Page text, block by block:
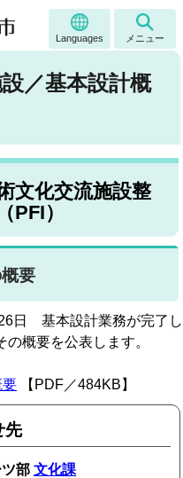
Languages メニュー
／基本設計概
文化交流施設整
PFI）
要
日 基本設計業務が完了し
の概要を公表します。
要 【PDF／484KB】
先
ツ部文化課